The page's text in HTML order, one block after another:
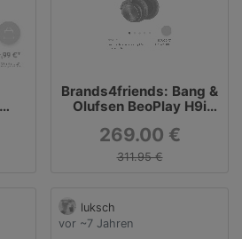
Brands4friends: Bang &
Olufsen BeoPlay H9i
269.00 €
311.95 €
luksch
vor ~7 Jahren